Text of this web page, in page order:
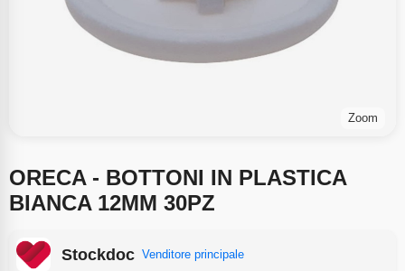
Zoom
ORECA - BOTTONI IN PLASTICA
BIANCA 12MM 30PZ
Stockdoc Venditore principale